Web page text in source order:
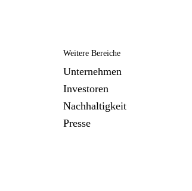
Weitere Bereiche
Unternehmen
Investoren
Nachhaltigkeit
Presse